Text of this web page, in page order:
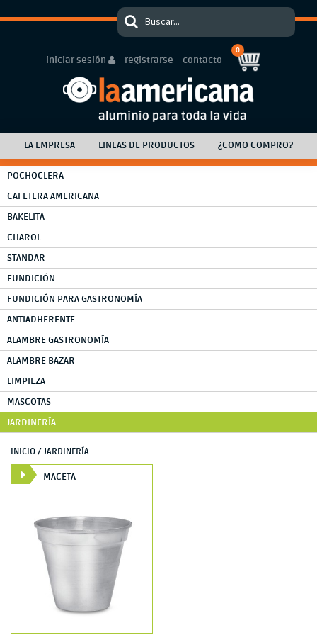
iniciar sesión registrarse contacto
0
LA EMPRESA LINEAS DE PRODUCTOS ¿COMO COMPRO?
POCHOCLERA
CAFETERA AMERICANA
BAKELITA
CHAROL
STANDAR
FUNDICIÓN
FUNDICIÓN PARA GASTRONOMÍA
ANTIADHERENTE
ALAMBRE GASTRONOMÍA
ALAMBRE BAZAR
LIMPIEZA
MASCOTAS
JARDINERÍA
INICIO / JARDINERÍA
MACETA